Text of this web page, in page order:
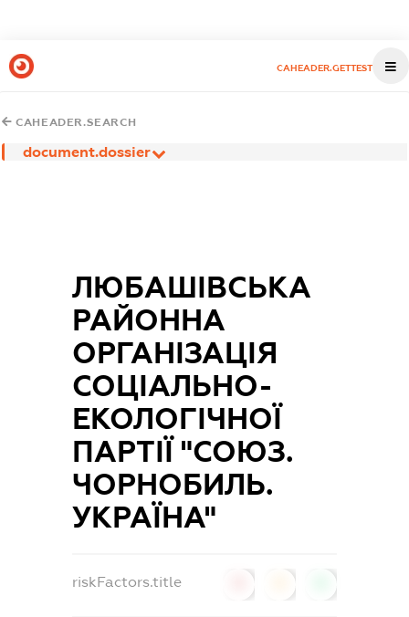
CAHEADER.GETTEST
CAHEADER.SEARCH
document.dossier
ЛЮБАШІВСЬКА
РАЙОННА
ОРГАНІЗАЦІЯ
СОЦІАЛЬНО-
ЕКОЛОГІЧНОЇ
ПАРТІЇ "СОЮЗ.
ЧОРНОБИЛЬ.
УКРАЇНА"
riskFactors.title